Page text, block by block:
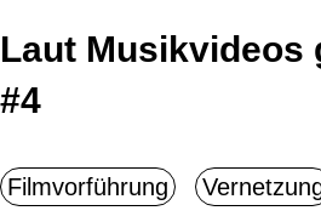
Laut Musikvideos
#4